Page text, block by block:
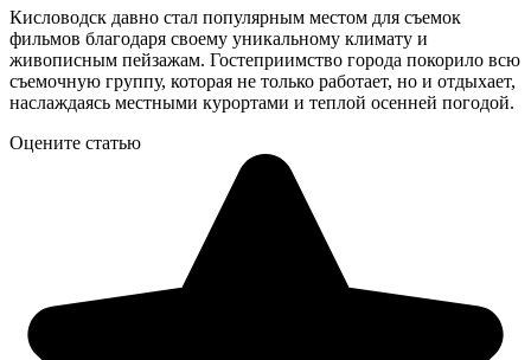
Кисловодск давно стал популярным местом для съемок
фильмов благодаря своему уникальному климату и
живописным пейзажам. Гостеприимство города покорило всю
съемочную группу, которая не только работает, но и отдыхает,
наслаждаясь местными курортами и теплой осенней погодой.
Оцените статью